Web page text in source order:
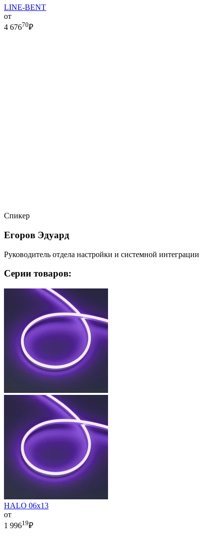
LINE-BENT
от
4 67670₽
Спикер
Егоров Эдуард
Руководитель отдела настройки и системной интеграции
Серии товаров:
HALO 06x13
от
1 99619₽